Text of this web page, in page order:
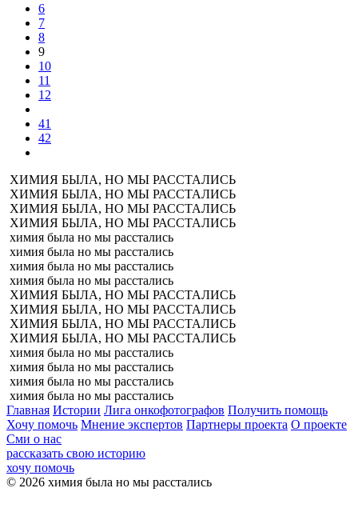
6
7
8
9
10
11
12
41
42
ХИМИЯ БЫЛА, НО МЫ РАССТАЛИСЬ
ХИМИЯ БЫЛА, НО МЫ РАССТАЛИСЬ
ХИМИЯ БЫЛА, НО МЫ РАССТАЛИСЬ
ХИМИЯ БЫЛА, НО МЫ РАССТАЛИСЬ
химия была но мы расстались
химия была но мы расстались
химия была но мы расстались
химия была но мы расстались
ХИМИЯ БЫЛА, НО МЫ РАССТАЛИСЬ
ХИМИЯ БЫЛА, НО МЫ РАССТАЛИСЬ
ХИМИЯ БЫЛА, НО МЫ РАССТАЛИСЬ
ХИМИЯ БЫЛА, НО МЫ РАССТАЛИСЬ
химия была но мы расстались
химия была но мы расстались
химия была но мы расстались
химия была но мы расстались
Главная Истории Лига онкофотографов Получить помощь
Хочу помочь Мнение экспертов Партнеры проекта О проекте
Сми о нас
рассказать свою историю
хочу помочь
© 2026 химия была но мы расстались